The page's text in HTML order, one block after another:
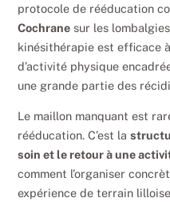
protocole de rééducation
Cochrane sur les
kinésithérapie est efficace
d’activité physique
une grande partie des
Le maillon manquant est
rééducation. C’est la
soin et le retour à une
comment l’organiser
expérience de terrain